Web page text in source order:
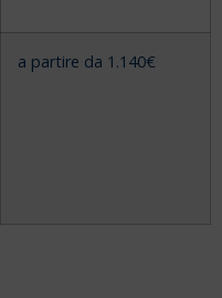
a partire da 1.140€